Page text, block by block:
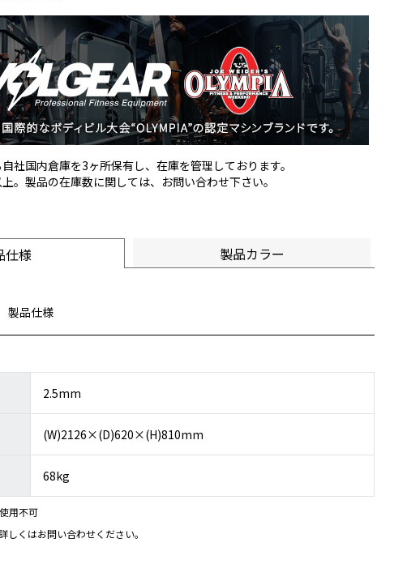
社国内倉庫を3ヶ所保有し、在庫を管理しております。
。製品の在庫数に関しては、お問い合わせ下さい。
仕様 製品カラー
製品仕様
2.5mm
(W)2126×(D)620×(H)810mm
68kg
用不可
くはお問い合わせください。